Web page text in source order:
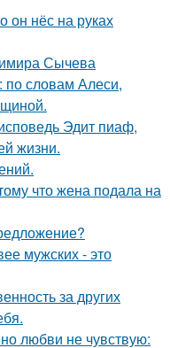
он нёс на руках
Сычева
по словам Алеси,
Эдит пиаф,
жизни.
что жена подала на
мужских - это
за других
любви не чувствую: